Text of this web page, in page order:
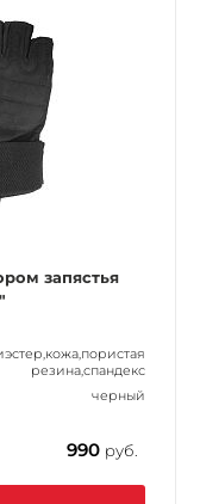
запястья
резина,спандекс
черный
990 руб.